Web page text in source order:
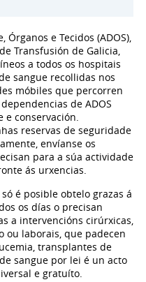
Órganos e Tecidos (ADOS),
Transfusión de Galicia,
a todos os hospitais
sangue recollidas nos
móbiles que percorren
de ADOS
e conservación.
reservas de seguridade
envíanse os
para a súa actividade
ás urxencias.
é posible obtelo grazas á
os días o precisan
a intervencións cirúrxicas,
ou laborais, que padecen
transplantes de
sangue por lei é un acto
e gratuíto.